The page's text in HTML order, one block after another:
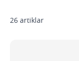
26 artiklar